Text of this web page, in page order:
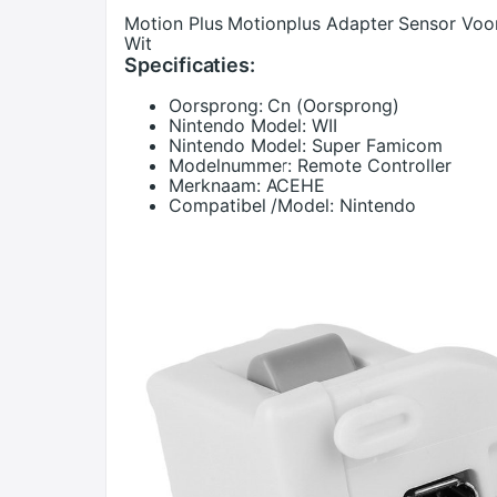
Motion Plus Motionplus Adapter Sensor
Wit
Specificaties:
Oorsprong: Cn (Oorsprong)
Nintendo Model: WII
Nintendo Model: Super Famicom
Modelnummer: Remote Controller
Merknaam: ACEHE
Compatibel /Model: Nintendo